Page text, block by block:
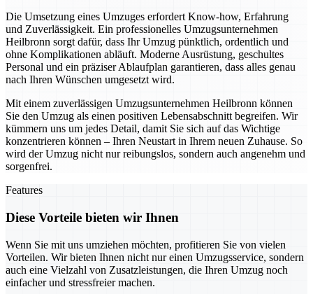
Die Umsetzung eines Umzuges erfordert Know-how, Erfahrung
und Zuverlässigkeit. Ein professionelles Umzugsunternehmen
Heilbronn sorgt dafür, dass Ihr Umzug pünktlich, ordentlich und
ohne Komplikationen abläuft. Moderne Ausrüstung, geschultes
Personal und ein präziser Ablaufplan garantieren, dass alles genau
nach Ihren Wünschen umgesetzt wird.
Mit einem zuverlässigen Umzugsunternehmen Heilbronn können
Sie den Umzug als einen positiven Lebensabschnitt begreifen. Wir
kümmern uns um jedes Detail, damit Sie sich auf das Wichtige
konzentrieren können – Ihren Neustart in Ihrem neuen Zuhause. So
wird der Umzug nicht nur reibungslos, sondern auch angenehm und
sorgenfrei.
Features
Diese Vorteile bieten wir Ihnen
Wenn Sie mit uns umziehen möchten, profitieren Sie von vielen
Vorteilen. Wir bieten Ihnen nicht nur einen Umzugsservice, sondern
auch eine Vielzahl von Zusatzleistungen, die Ihren Umzug noch
einfacher und stressfreier machen.